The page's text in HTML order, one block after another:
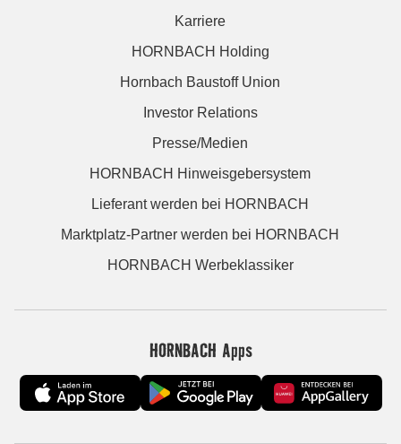
Karriere
HORNBACH Holding
Hornbach Baustoff Union
Investor Relations
Presse/Medien
HORNBACH Hinweisgebersystem
Lieferant werden bei HORNBACH
Marktplatz-Partner werden bei HORNBACH
HORNBACH Werbeklassiker
HORNBACH Apps